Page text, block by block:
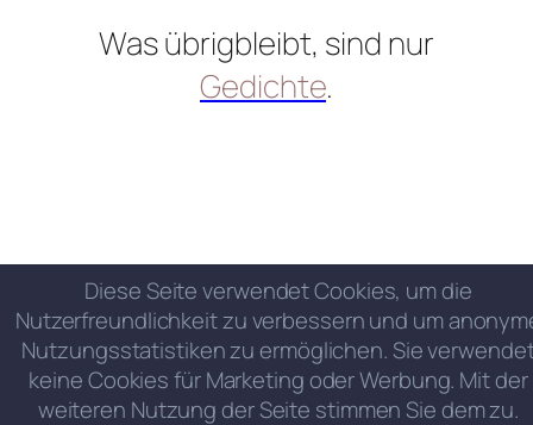
Was übrigbleibt, sind nur
Gedichte.
Diese Seite verwendet Cookies, um die
Nutzerfreundlichkeit zu verbessern und um
Nutzungsstatistiken zu ermöglichen. Sie
keine Cookies für Marketing oder Werbung. Mit der
weiteren Nutzung der Seite stimmen Sie dem zu.